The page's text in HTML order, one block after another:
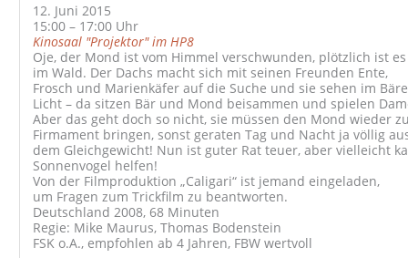
12. Juni 2015
15:00 – 17:00 Uhr
Kinosaal "Projektor" im HP8
Oje, der Mond ist vom Himmel verschwunden, plötzlich ist
im Wald. Der Dachs macht sich mit seinen Freunden Ente,
Frosch und Marienkäfer auf die Suche und sie sehen im
Licht – da sitzen Bär und Mond beisammen und spielen
Aber das geht doch so nicht, sie müssen den Mond wieder
Firmament bringen, sonst geraten Tag und Nacht ja völlig
dem Gleichgewicht! Nun ist guter Rat teuer, aber vielleicht
Sonnenvogel helfen!
Von der Filmproduktion „Caligari“ ist jemand eingeladen,
um Fragen zum Trickfilm zu beantworten.
Deutschland 2008, 68 Minuten
Regie: Mike Maurus, Thomas Bodenstein
FSK o.A., empfohlen ab 4 Jahren, FBW wertvoll